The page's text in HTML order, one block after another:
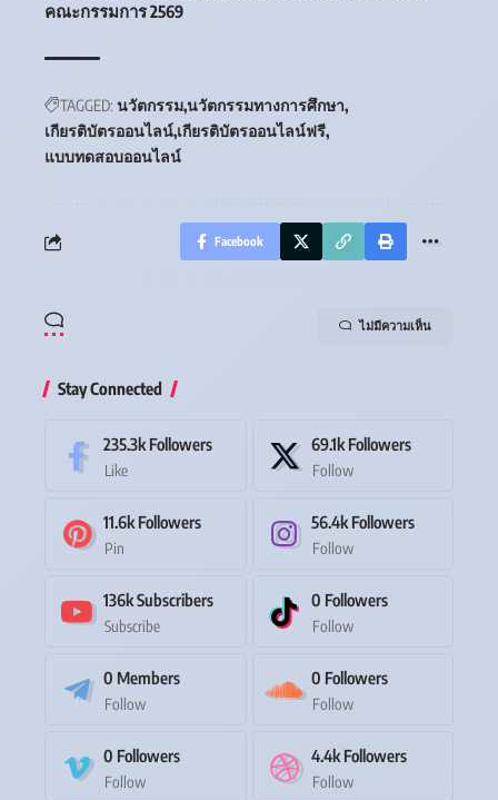
คณะกรรมการ 2569
TAGGED: นวัตกรรมนวัตกรรมทางการศึกษา
เกียรติบัตรออนไลน์ เกียรติบัตรออนไลน์ฟรี
แบบทดสอบออนไลน์
Facebook
ไม่มีความเห็น
Stay Connected
235.3k Followers
Like
69.1k Followers
Follow
11.6k Followers
Pin
56.4k Followers
Follow
136kSubscribers
Subscribe
0 Followers
Follow
0 Members
Follow
0 Followers
Follow
0 Followers
Follow
4.4k Followers
Follow